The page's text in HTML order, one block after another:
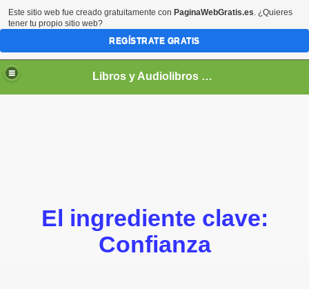
Libros y Audiolibros Para emprendedores
El ingrediente clave:
Confianza
Este sitio web fue creado gratuitamente con PaginaWebGratis.es. ¿Quieres
tener tu propio sitio web?
REGÍSTRATE GRATIS